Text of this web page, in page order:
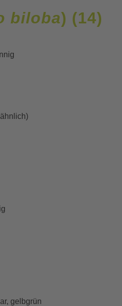
biloba) (14)
gelbgrün